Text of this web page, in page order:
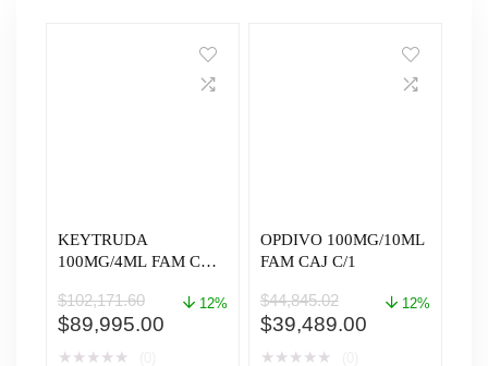
KEYTRUDA
100MG/4ML FAM CAJ
$102,171.60
El
precio
$89,995.00El
12%
★ ★ ★ ★ ★
OPDIVO 100MG/10ML
FAM CAJ C/1
$44,845.02
El
precio
$39,489.00El
12%
★ ★ ★ ★ ★